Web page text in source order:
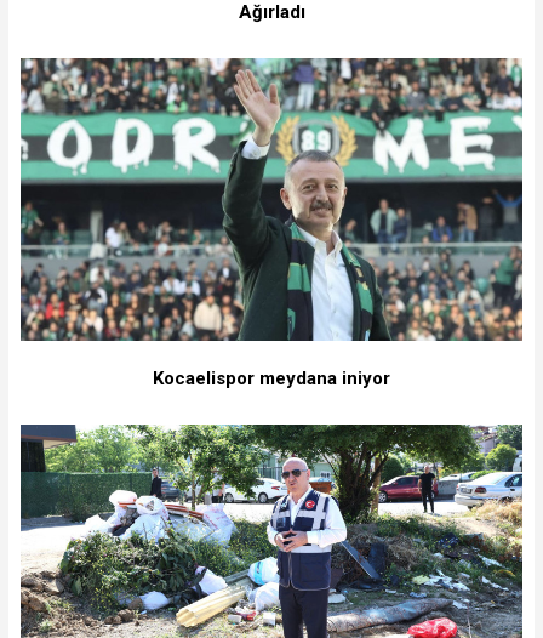
Ağırladı
Kocaelispor meydana iniyor